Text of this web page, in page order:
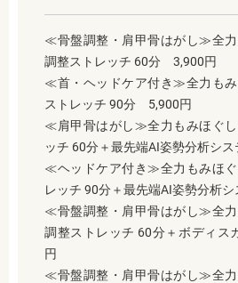
≪骨盤調整・肩甲骨はがし≫全力
調整ストレッチ 60分 3,900円
≪首・ヘッドケア付き≫全力も
ストレッチ 90分 5,900円
≪肩甲骨はがし≫全力もみほぐし
ッチ 60分＋最先端AI姿勢分析シ
≪ヘッドケア付き≫全力もみほぐ
レッチ 90分＋最先端AI姿勢分析
≪骨盤調整・肩甲骨はがし≫全力
調整ストレッチ 60分＋ボディ
円
≪骨盤調整・肩甲骨はがし≫全力